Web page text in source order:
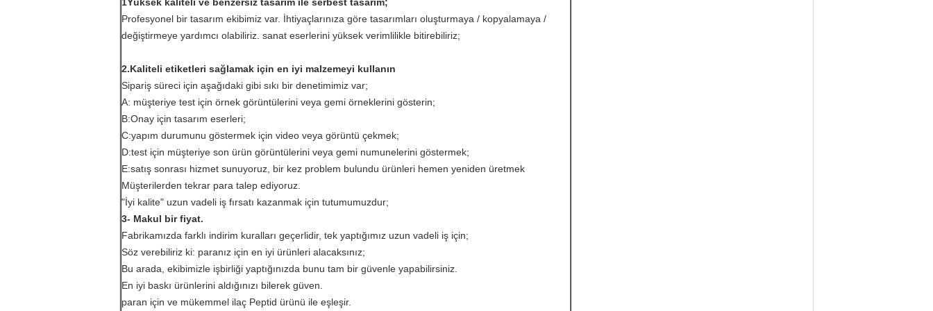
Profesyonel bir tasarım ekibimiz var. İhtiyaçlarınıza göre tasarımları oluşturmaya / kopyalamaya /
değiştirmeye yardımcı olabiliriz. sanat eserlerini yüksek verimlilikle bitirebiliriz;
2.Kaliteli etiketleri sağlamak için en iyi malzemeyi kullanın
Sipariş süreci için aşağıdaki gibi sıkı bir denetimimiz var;
A: müşteriye test için örnek görüntülerini veya gemi örneklerini gösterin;
B:Onay için tasarım eserleri;
C:yapım durumunu göstermek için video veya görüntü çekmek;
D:test için müşteriye son ürün görüntülerini veya gemi numunelerini göstermek;
E:satış sonrası hizmet sunuyoruz, bir kez problem bulundu ürünleri hemen yeniden üretmek
Müşterilerden tekrar para talep ediyoruz.
"İyi kalite" uzun vadeli iş fırsatı kazanmak için tutumumuzdur;
3- Makul bir fiyat.
Fabrikamızda farklı indirim kuralları geçerlidir, tek yaptığımız uzun vadeli iş için;
Söz verebiliriz ki: paranız için en iyi ürünleri alacaksınız;
Bu arada, ekibimizle işbirliği yaptığınızda bunu tam bir güvenle yapabilirsiniz.
En iyi baskı ürünlerini aldığınızı bilerek güven.
paran için ve mükemmel ilaç Peptid ürünü ile eşleşir.